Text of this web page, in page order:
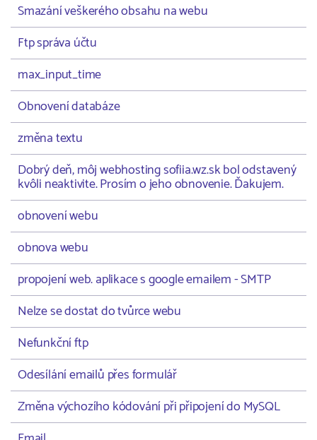
Smazání veškerého obsahu na webu
Ftp správa účtu
max_input_time
Obnovení databáze
změna textu
Dobrý deň, môj webhosting sofiia.wz.sk bol odstavený
kvôli neaktivite. Prosím o jeho obnovenie. Ďakujem.
obnovení webu
obnova webu
propojení web. aplikace s google emailem - SMTP
Nelze se dostat do tvůrce webu
Nefunkční ftp
Odesílání emailů přes formulář
Změna výchozího kódování při připojení do MySQL